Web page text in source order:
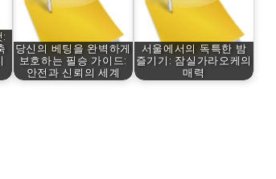
당신의 베팅을 완벽하게
보호하는 필승 가이드:
안전과 신뢰의 세계
서울에서의 독특한 밤
즐기기: 잠실가라오케의
매력